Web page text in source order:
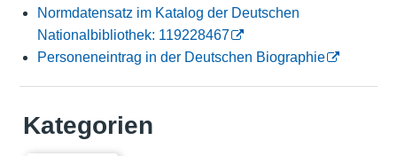
Normdatensatz im Katalog der Deutschen
Nationalbibliothek: 119228467
Personeneintrag in der Deutschen Biographie
Kategorien